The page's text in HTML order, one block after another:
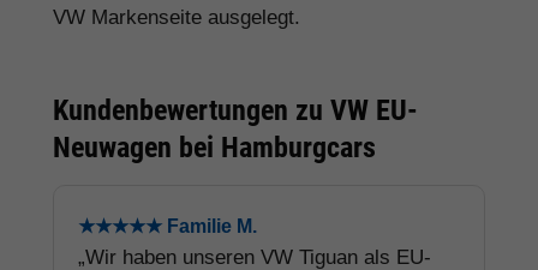
VW Markenseite ausgelegt.
Kundenbewertungen zu VW EU-
Neuwagen bei Hamburgcars
★★★★★ Familie M.
„Wir haben unseren VW Tiguan als EU-